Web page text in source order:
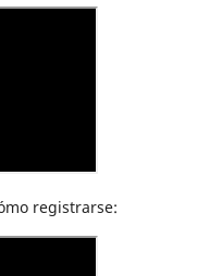
registrarse: